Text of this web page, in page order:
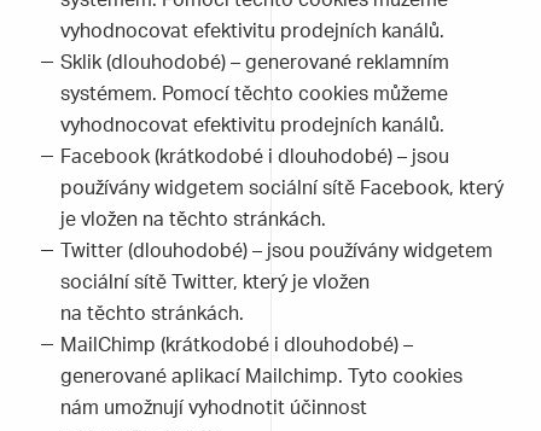
vyhodnocovat efektivitu prodejních kanálů.
Sklik (dlouhodobé) – generované reklamním
systémem. Pomocí těchto cookies můžeme
vyhodnocovat efektivitu prodejních kanálů.
Facebook (krátkodobé i dlouhodobé) – jsou
používány widgetem sociální sítě Facebook, který
je vložen na těchto stránkách.
Twitter (dlouhodobé) – jsou používány widgetem
sociální sítě Twitter, který je vložen
na těchto stránkách.
MailChimp (krátkodobé i dlouhodobé) –
generované aplikací Mailchimp. Tyto cookies
nám umožnují vyhodnotit účinnost